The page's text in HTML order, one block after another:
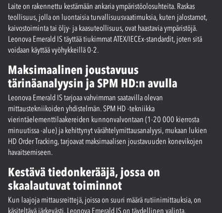
Laite on rakennettu kestämään ankaria ympäristöolosuhteita. Raskas
teollisuus, jolla on luontaisia turvallisuusvaatimuksia, kuten jalostamot,
kaivostoiminta tai öljy- ja kaasuteollisuus, ovat haastavia ympäristöjä.
Leonova Emerald IS täyttää tiukimmat ATEX/IECEx-standardit, joten sitä
voidaan käyttää vyöhykkeillä 0-2.
Maksimaalinen joustavuus
tärinäanalyysin ja SPM HD:n avulla
Leonova Emerald IS tarjoaa vahvimman saatavilla olevan
mittaustekniikoiden yhdistelmän. SPM HD -tekniikka
vierintäelementtilaakereiden kunnonvalvontaan (1-20 000 kierrosta
minuutissa -alue) ja kehittynyt värähtelymittausanalyysi, mukaan lukien
HD Order Tracking, tarjoavat maksimaalisen joustavuuden konevikojen
havaitsemiseen.
Kestävä tiedonkerääjä, jossa on
skaalautuvat toiminnot
Kun laajoja mittausreittejä, joissa on suuri määrä rutiinimittauksia, on
käsiteltävä järkevästi, Leonova Emerald IS on täydellinen valinta.